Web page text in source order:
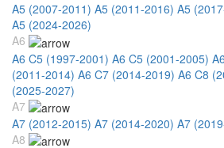
A5 (2007-2011) A5 (2011-2016) A5
A5 (2024-2026)
A6
A6 C5 (1997-2001) A6 C5 (2001-2005)
(2011-2014) A6 C7 (2014-2019) A6 C8
(2025-2027)
A7
A7 (2012-2015) A7 (2014-2020) A7
A8